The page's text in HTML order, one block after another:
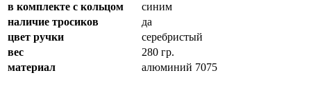
в комплекте с кольцом
синим
наличие тросиков
да
цвет ручки
серебристый
вес
280 гр.
материал
алюминий 7075